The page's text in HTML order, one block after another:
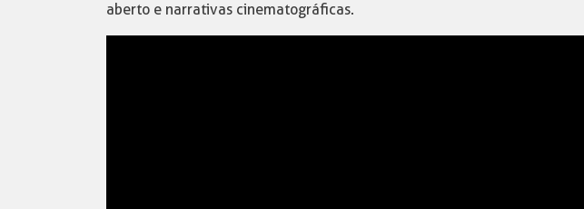
aberto e narrativas cinematográficas.